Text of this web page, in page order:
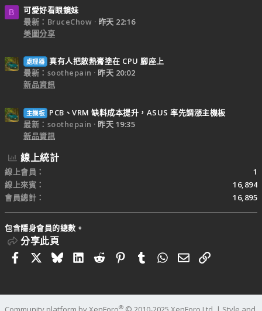
B
可愛好看眼鏡妹
最新：BruceChow
昨天 22:16
美圖分享
處理器 真有人把散熱膏塗在 CPU 腳座上
最新：soothepain
昨天 20:02
新品資訊
主機板
PCB、VRM 缺料成本提升，ASUS 率先調漲主機板
最新：soothepain
昨天 19:35
新品資訊
線上統計
線上會員
1
線上來賓
16,894
會員總計
16,895
包含隱身會員的總數。
分享此頁
FacebookBlueskyLinkedIn
RedditPinterestTumblrWhatsApp
電子郵件
連結
®